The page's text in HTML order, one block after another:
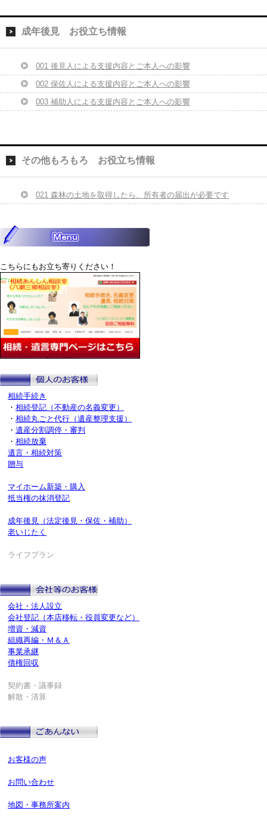
成年後見 お役立ち情報
001 後見人による支援内容とご本人への影響
002 保佐人による支援内容とご本人への影響
003 補助人による支援内容とご本人への影響
その他もろもろ お役立ち情報
021 森林の土地を取得したら、所有者の届出が必要です
こちらにもお立ち寄りください！
相続手続き
・ 相続登記（不動産の名義変更）
・ 相続丸ごと代行（遺産整理支援）
・ 遺産分割調停・審判
・ 相続放棄
遺言・相続対策
贈与
マイホーム新築・購入
抵当権の抹消登記
成年後見（法定後見・保佐・補助）
老いじたく
ライフプラン
会社・法人設立
会社登記（本店移転・役員変更など）
増資・減資
組織再編・Ｍ＆Ａ
事業承継
債権回収
契約書・議事録
解散・清算
お客様の声
お問い合わせ
地図・事務所案内